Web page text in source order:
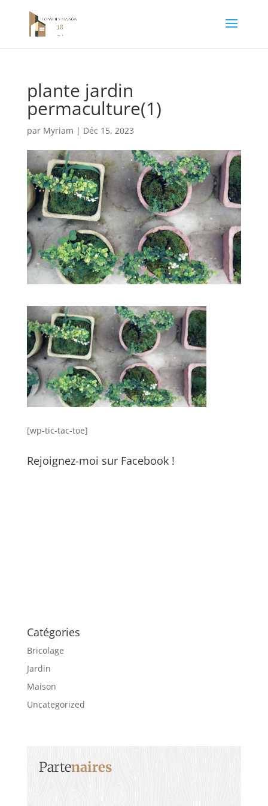
plante jardin
permaculture(1)
par Myriam | Déc 15, 2023
[wp-tic-tac-toe]
Rejoignez-moi sur Facebook !
Catégories
Bricolage
Jardin
Maison
Uncategorized
Partenaires